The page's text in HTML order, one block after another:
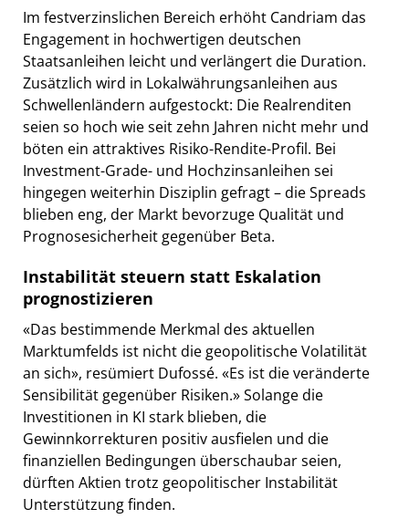
Im festverzinslichen Bereich erhöht Candriam das
Engagement in hochwertigen deutschen
Staatsanleihen leicht und verlängert die Duration.
Zusätzlich wird in Lokalwährungsanleihen aus
Schwellenländern aufgestockt: Die Realrenditen
seien so hoch wie seit zehn Jahren nicht mehr und
böten ein attraktives Risiko-Rendite-Profil. Bei
Investment-Grade- und Hochzinsanleihen sei
hingegen weiterhin Disziplin gefragt – die Spreads
blieben eng, der Markt bevorzuge Qualität und
Prognosesicherheit gegenüber Beta.
Instabilität steuern statt Eskalation
prognostizieren
«Das bestimmende Merkmal des aktuellen
Marktumfelds ist nicht die geopolitische Volatilität
an sich», resümiert Dufossé. «Es ist die veränderte
Sensibilität gegenüber Risiken.» Solange die
Investitionen in KI stark blieben, die
Gewinnkorrekturen positiv ausfielen und die
finanziellen Bedingungen überschaubar seien,
dürften Aktien trotz geopolitischer Instabilität
Unterstützung finden.